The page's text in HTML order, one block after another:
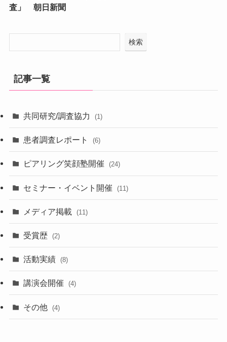
査」 朝日新聞
検索
記事一覧
共同研究/調査協力 (1)
患者調査レポート (6)
ピアリング笑顔塾開催 (24)
セミナー・イベント開催 (11)
メディア掲載 (11)
受賞歴 (2)
活動実績 (8)
講演会開催 (4)
その他 (4)